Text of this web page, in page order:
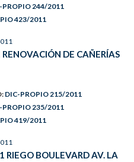
PROPIO 244/2011
423/2011
DE CAÑERÍAS
DIC-PROPIO 215/2011
PROPIO 235/2011
419/2011
RIEGO BOULEVARD AV. LA